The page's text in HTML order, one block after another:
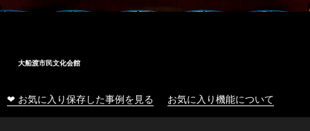
大船渡市民文化会館
❤ お気に入り保存した事例を見る お気に入り機能について